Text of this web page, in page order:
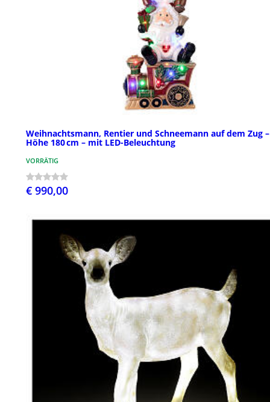
Weihnachtsmann, Rentier und Schneemann auf dem Zug –
Höhe 180 cm – mit LED-Beleuchtung
VORRÄTIG
€ 990,00